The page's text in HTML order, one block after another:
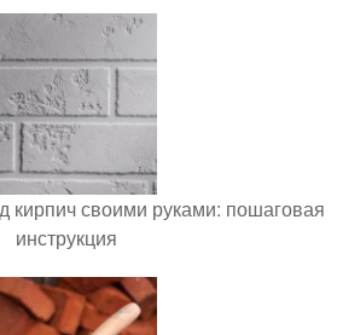
кирпич своими руками: пошаговая
инструкция